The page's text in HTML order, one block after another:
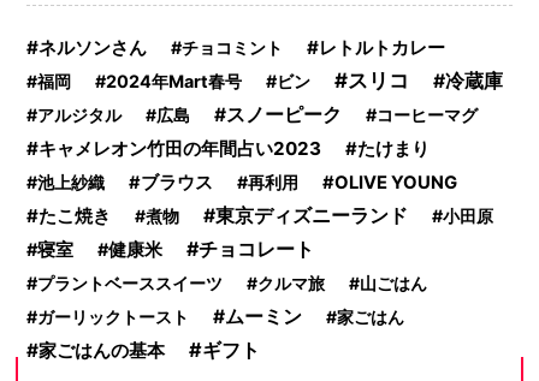
ネルソンさん チョコミント レトルトカレー
福岡 2024年Mart春号 ビン スリコ 冷蔵庫
アルジタル 広島 スノーピーク コーヒーマグ
キャメレオン竹田の年間占い2023 たけまり
池上紗織 ブラウス 再利用
OLIVE YOUNG
たこ焼き
煮物 東京ディズニーランド 小田原
寝室 健康米 チョコレート
プラントベーススイーツ クルマ旅
山ごはん
ガーリックトースト
ムーミン 家ごはん
家ごはんの基本 ギフト